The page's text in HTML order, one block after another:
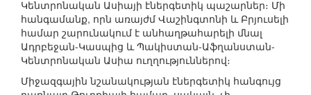
Կենտրոնական Ասիայի էներգետիկ պաշարներ։ Մի
հանգամանք, որն առայժմ Վաշինգտոնի և Բրյուսելի
համար շարունակում է անհաղթահարելի մնալ
Ադրբեջան-Կասպից և Պակիստան-Աֆղանստան-
Կենտրոնական Ասիա ուղղություններով։
Միջազգային նշանակության էներգետիկ հանգույց